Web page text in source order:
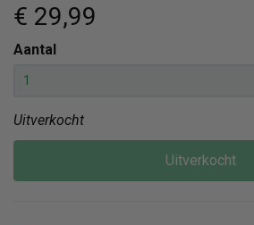
€ 29,99
Aantal
Uitverkocht
Uitverkocht